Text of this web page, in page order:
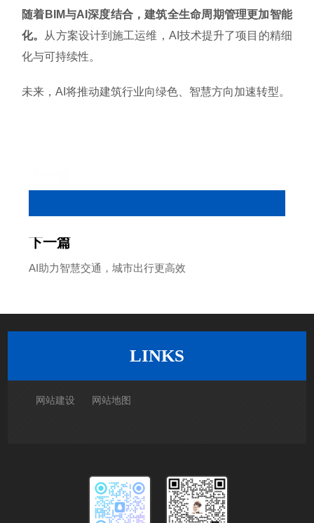
随着BIM与AI深度结合，建筑全生命周期管理更加智能
化。 从方案设计到施工运维，AI技术提升了项目的精细
化与可持续性。
未来，AI将推动建筑行业向绿色、智慧方向加速转型。
下一篇
AI助力智慧交通，城市出行更高效
LINKS
网站建设 网站地图